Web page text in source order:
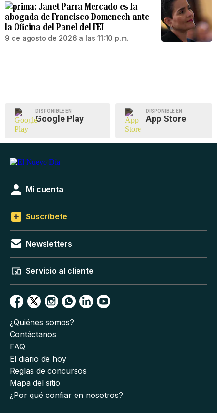
Janet Parra Mercado es la
abogada de Francisco Domenech ante
la Oficina del Panel del FEI
9 de agosto de 2026 a las 11:10 p.m.
DISPONIBLE EN
Google Play
DISPONIBLE EN
App Store
Mi cuenta
Suscríbete
Newsletters
Servicio al cliente
¿Quiénes somos?
Contáctanos
FAQ
El diario de hoy
Reglas de concursos
Mapa del sitio
¿Por qué confiar en nosotros?